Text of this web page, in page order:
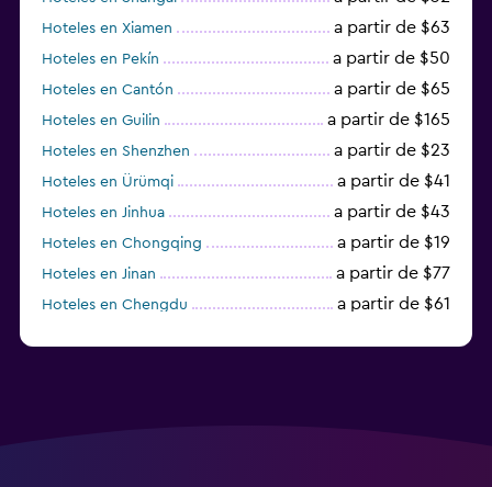
Hoteles en Xiamen a partir de $63
Hoteles en Pekín a partir de $50
Hoteles en Cantón a partir de $65
Hoteles en Guilin a partir de $165
Hoteles en Shenzhen a partir de $23
Hoteles en Ürümqi a partir de $41
Hoteles en Jinhua a partir de $43
Hoteles en Chongqing a partir de $19
Hoteles en Jinan a partir de $77
Hoteles en Chengdu a partir de $61